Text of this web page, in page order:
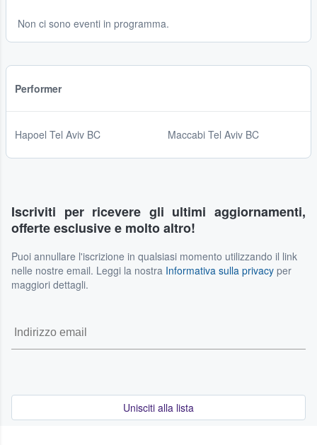
Non ci sono eventi in programma.
Performer
Hapoel Tel Aviv BC Maccabi Tel Aviv BC
Iscriviti per ricevere gli ultimi aggiornamenti,
offerte esclusive e molto altro!
Puoi annullare l'iscrizione in qualsiasi momento utilizzando il link
nelle nostre email. Leggi la nostra Informativa sulla privacy per
maggiori dettagli.
Unisciti alla lista